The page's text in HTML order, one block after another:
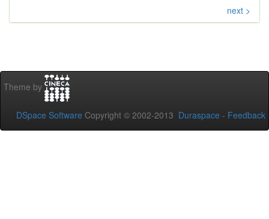
next >
Theme by
DSpace Software Copyright © 2002-2013 Duraspace - Feedback